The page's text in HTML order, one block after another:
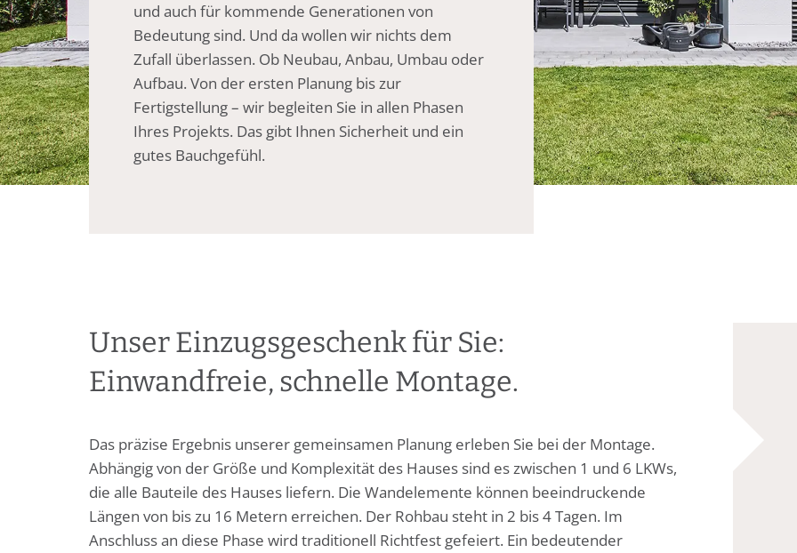
und auch für kommende Generationen von
Bedeutung sind. Und da wollen wir nichts dem
Zufall überlassen. Ob Neubau, Anbau, Umbau oder
Aufbau. Von der ersten Planung bis zur
Fertigstellung – wir begleiten Sie in allen Phasen
Ihres Projekts. Das gibt Ihnen Sicherheit und ein
gutes Bauchgefühl.
Unser Einzugsgeschenk für Sie:
Einwandfreie, schnelle Montage.
Das präzise Ergebnis unserer gemeinsamen Planung erleben Sie bei der Montage.
Abhängig von der Größe und Komplexität des Hauses sind es zwischen 1 und 6 LKWs,
die alle Bauteile des Hauses liefern. Die Wandelemente können beeindruckende
Längen von bis zu 16 Metern erreichen. Der Rohbau steht in 2 bis 4 Tagen. Im
Anschluss an diese Phase wird traditionell Richtfest gefeiert. Ein bedeutender